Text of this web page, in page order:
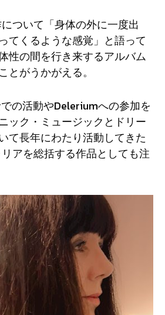
ついて「身体の外に一度出
てくるような感覚」と語って
性の間を行き来するアルバム
とがうかがえる。
の活動やDeleriumへの参加を
ック・ミュージックとドリー
て長年にわたり活動してきた
アを総括する作品としても注